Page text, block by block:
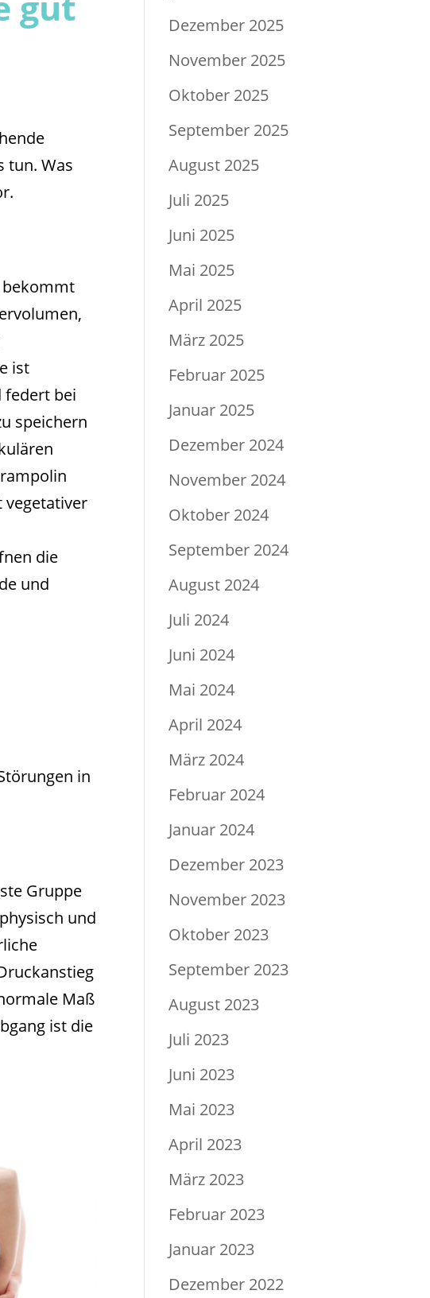
tun. Was
bekommt
ist
federt bei
speichern
vegetativer
die
und
in
Gruppe
und
Maß
ist die
Dezember 2025
November 2025
Oktober 2025
September 2025
August 2025
Juli 2025
Juni 2025
Mai 2025
April 2025
März 2025
Februar 2025
Januar 2025
Dezember 2024
November 2024
Oktober 2024
September 2024
August 2024
Juli 2024
Juni 2024
Mai 2024
April 2024
März 2024
Februar 2024
Januar 2024
Dezember 2023
November 2023
Oktober 2023
September 2023
August 2023
Juli 2023
Juni 2023
Mai 2023
April 2023
März 2023
Februar 2023
Januar 2023
Dezember 2022